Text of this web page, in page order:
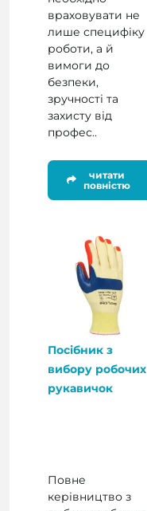
враховувати не
лише специфіку
роботи, а й
вимоги до
безпеки,
зручності та
захисту від
профес..
читати
повністю
Посібник з
вибору робочих
рукавичок
Повне
керівництво з